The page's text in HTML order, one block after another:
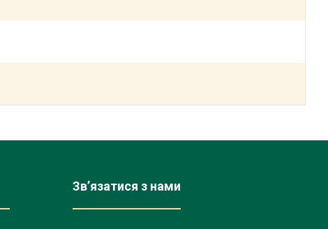
Зв’язатися з нами